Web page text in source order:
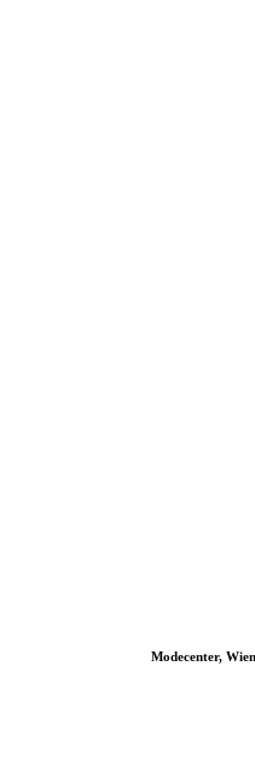
Modecenter, Wien